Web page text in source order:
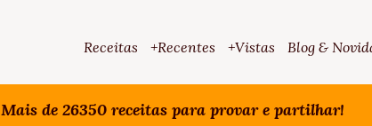
Receitas +Recentes +Vistas Blog &
Mais de 26350 receitas para provar e partilhar!